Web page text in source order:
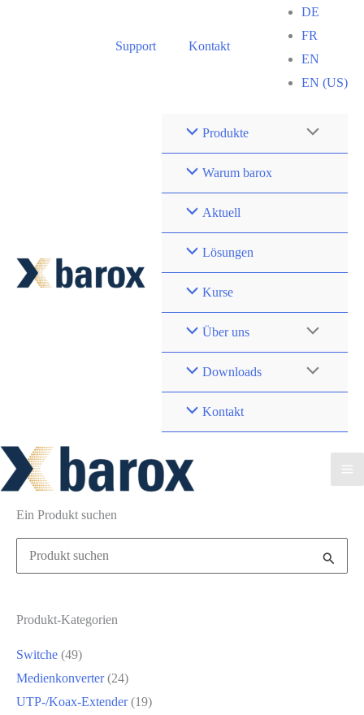
Support Kontakt
DE
FR
EN
EN (US)
Produkte
Warum barox
Aktuell
Lösungen
Kurse
Über uns
Downloads
Kontakt
Ein Produkt suchen
Suchen
nach:
Produkt-Kategorien
Switche (49)
Medienkonverter (24)
UTP-/Koax-Extender (19)